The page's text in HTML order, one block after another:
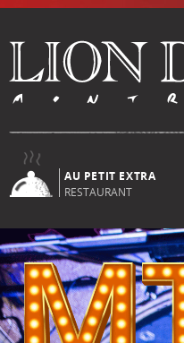
AU PETIT EXTRA
RESTAURANT